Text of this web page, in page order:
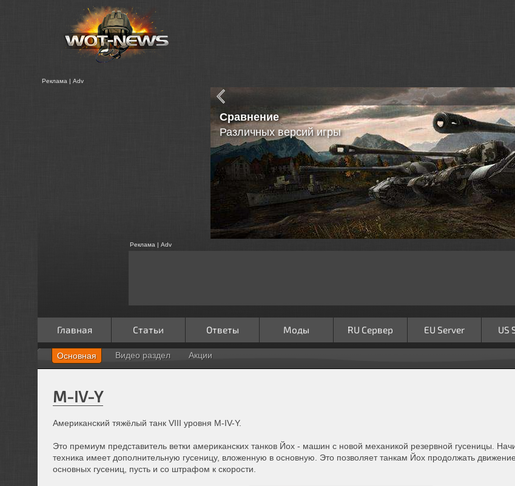
Реклама | Adv
Видео раздел
Как добавить свое видео?
Реклама | Adv
Главная Статьи Ответы Моды RU Сервер EU Server US
Основная Видео раздел Акции
M-IV-Y
Американский тяжёлый танк VIII уровня M-IV-Y.
Это премиум представитель ветки американских танков Йох - машин с новой механикой резервной гусеницы.
техника имеет дополнительную гусеницу, вложенную в основную. Это позволяет танкам Йох продолжать
основных гусениц, пусть и со штрафом к скорости.